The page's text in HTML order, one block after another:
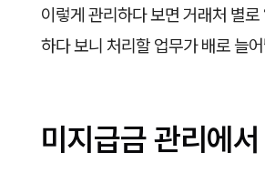
이렇게 관리하다 보면 거래처 별
하다 보니 처리할 업무가 배로 늘
미지급금 관리에